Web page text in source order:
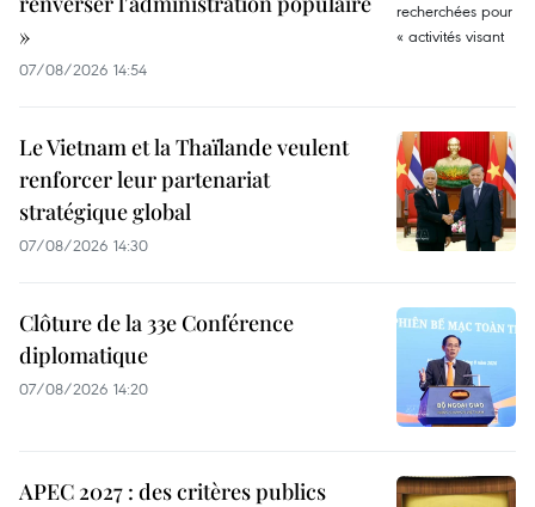
»
07/08/2026 14:54
Le Vietnam et la Thaïlande veulent
renforcer leur partenariat
stratégique global
07/08/2026 14:30
Clôture de la 33e Conférence
diplomatique
07/08/2026 14:20
APEC 2027 : des critères publics